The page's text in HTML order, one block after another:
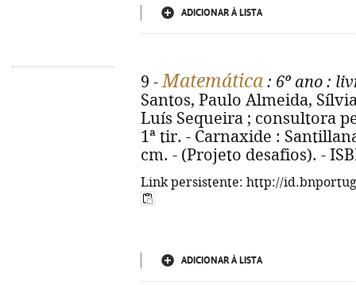
ADICIONAR À LISTA
9 -Matemática : 6º ano :
Santos, Paulo Almeida,
Luís Sequeira ; consultora
1ª tir. - Carnaxide :
cm. - (Projeto desafios). -
Link persistente: http://
ADICIONAR À LISTA